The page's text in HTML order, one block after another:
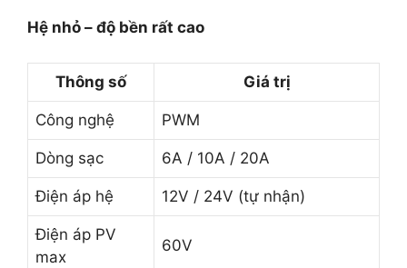
Hệ nhỏ – độ bền rất cao
Thông số Giá trị
Công nghệ PWM
Dòng sạc 6A / 10A / 20A
Điện áp hệ 12V / 24V (tự nhận)
Điện áp PV
max
60V